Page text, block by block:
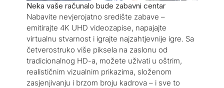
Neka vaše računalo bude zabavni centar
Nabavite nevjerojatno središte zabave –
emitirajte 4K UHD videozapise, napajajte
virtualnu stvarnost i igrajte najzahtjevnije igre. Sa
četverostruko više piksela na zaslonu od
tradicionalnog HD-a, možete uživati u oštrim,
realističnim vizualnim prikazima, složenom
zasjenjivanju i brzom broju kadrova – i sve to